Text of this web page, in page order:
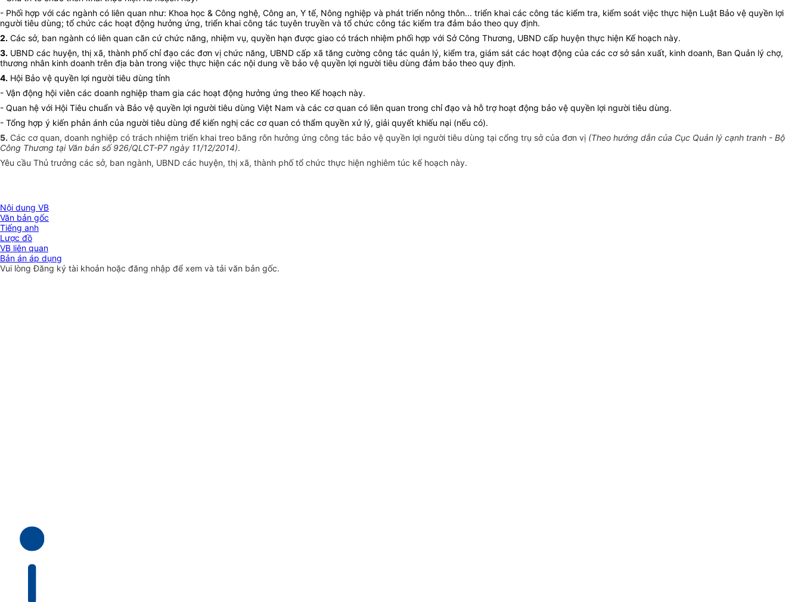
- Phối hợp với các ngành có liên quan như: Khoa học & Công nghệ, Công an, Y tế, Nông nghiệp và phát triển nông thôn... triển khai các công tác kiểm tra, kiểm soát việc thực hiện Luật Bảo vệ quyền lợi
người tiêu dùng; tổ chức các hoạt động hưởng ứng, triển khai công tác tuyên truyền và tổ chức công tác kiểm tra đảm bảo theo quy định.
2. Các sở, ban ngành có liên quan căn cứ chức năng, nhiệm vụ, quyền hạn được giao có trách nhiệm phối hợp với Sở Công Thương, UBND cấp huyện thực hiện Kế hoạch này.
3. UBND các huyện, thị xã, thành phố chỉ đạo các đơn vị chức năng, UBND cấp xã tăng cường công tác quản lý, kiểm tra, giám sát các hoạt động của các cơ sở sản xuất, kinh doanh, Ban Quản lý chợ,
thương nhân kinh doanh trên địa bàn trong việc thực hiện các nội dung về bảo vệ quyền lợi người tiêu dùng đảm bảo theo quy định.
4. Hội Bảo vệ quyền lợi người tiêu dùng tỉnh
- Vận động hội viên các doanh nghiệp tham gia các hoạt động hưởng ứng theo Kế hoạch này.
- Quan hệ với Hội Tiêu chuẩn và Bảo vệ quyền lợi người tiêu dùng Việt Nam và các cơ quan có liên quan trong chỉ đạo và hỗ trợ hoạt động bảo vệ quyền lợi người tiêu dùng.
- Tổng hợp ý kiến phản ánh của người tiêu dùng để kiến nghị các cơ quan có thẩm quyền xử lý, giải quyết khiếu nại (nếu có).
5. Các cơ quan, doanh nghiệp có trách nhiệm triển khai treo băng rôn hưởng ứng công tác bảo vệ quyền lợi người tiêu dùng tại cổng trụ sở của đơn vị (Theo hướng dẫn của Cục Quản lý cạnh tranh - Bộ
Công Thương tại Văn bản số 926/QLCT-P7 ngày 11/12/2014).
Yêu cầu Thủ trưởng các sở, ban ngành, UBND các huyện, thị xã, thành phố tổ chức thực hiện nghiêm túc kế hoạch này.
Nội dung VB
Văn bản gốc
Tiếng anh
Lược đồ
VB liên quan
Bản án áp dụng
Vui lòngĐăng ký tài khoản hoặc đăng nhập để xem và tải văn bản gốc.